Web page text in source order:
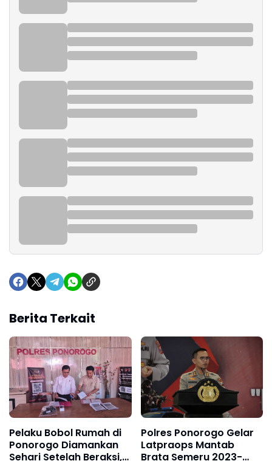
Berita Terkait
Pelaku Bobol Rumah di
Ponorogo Diamankan
Sehari Setelah Beraksi,
Polres Ponorogo Gelar
Latpraops Mantab
Brata Semeru 2023-